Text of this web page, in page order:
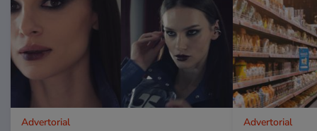
Advertorial Advertorial